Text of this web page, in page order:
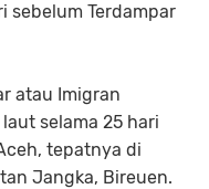
sebelum Terdampar
atau Imigran
selama 25 hari
tepatnya di
Jangka, Bireuen.